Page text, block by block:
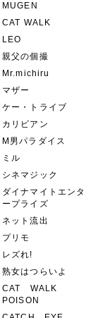
MUGEN
CAT WALK
LEO
親父の個撮
Mr.michiru
マザー
ケー・トライブ
カリビアン
M男パラダイス
ミル
シネマジック
ダイナマイトエンタ
ープライズ
ネット流出
プリモ
レズれ!
熟女はつらいよ
CAT WALK
POISON